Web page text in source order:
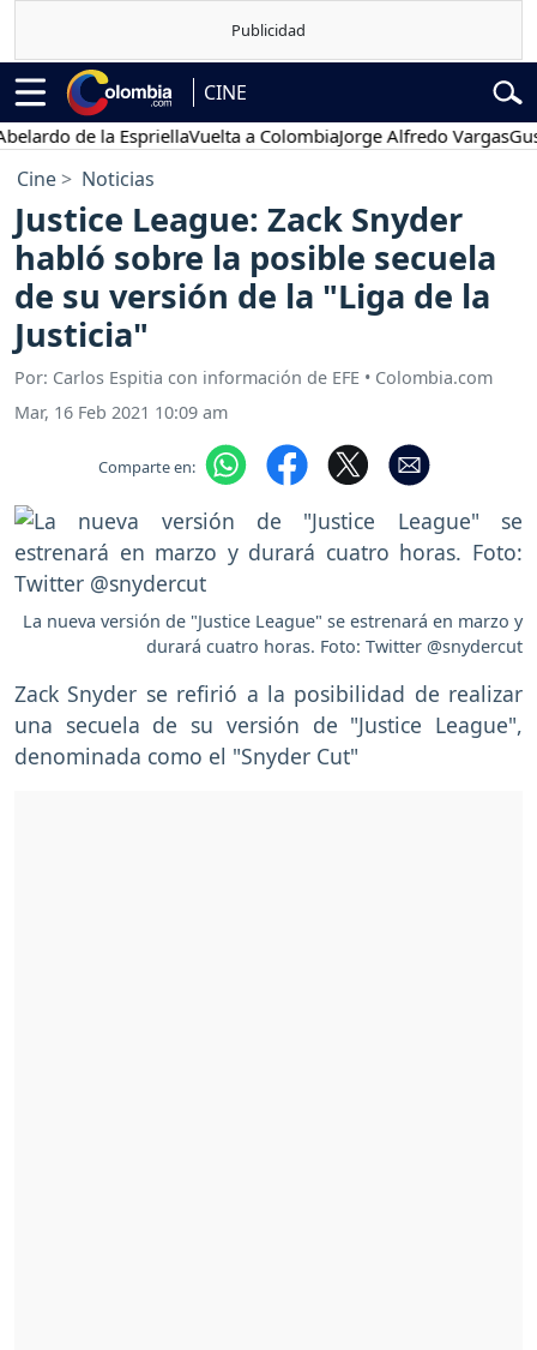
CINE
de la EspriellaVuelta a ColombiaJorge Alfredo VargasGustavo
Cine Noticias
Justice League: Zack Snyder
habló sobre la posible secuela
de su versión de la "Liga de la
Justicia"
Por: Carlos Espitia con información de EFE • Colombia.com
Mar, 16 Feb 2021 10:09 am
Comparte en:
La nueva versión de "Justice League" se estrenará en marzo y
durará cuatro horas. Foto: Twitter @snydercut
Zack Snyder se refirió a la posibilidad de realizar
una secuela de su versión de "Justice League",
denominada como el "Snyder Cut"